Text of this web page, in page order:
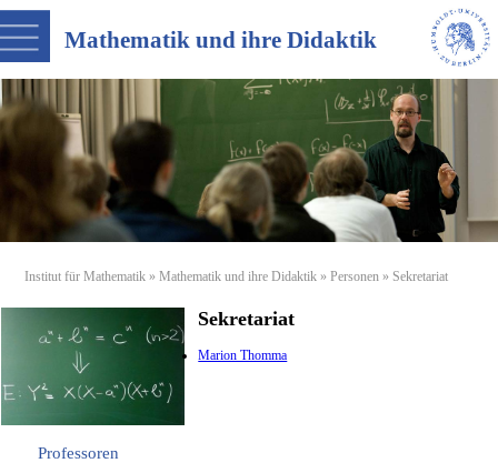
Mathematik und ihre Didaktik
Institut für Mathematik »Mathematik und ihre Didaktik »Personen » Sekretariat
Sekretariat
Marion Thomma
Professoren